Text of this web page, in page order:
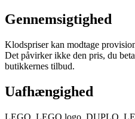
Gennemsigtighed
Klodspriser kan modtage
Det påvirker ikke den pris, du
butikkernes tilbud.
Uafhængighed
LEGO, LEGO logo, DUPLO,